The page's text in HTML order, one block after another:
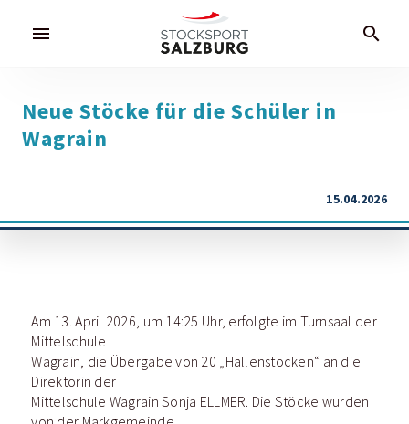
menu search
Neue Stöcke für die Schüler in
Wagrain
15.04.2026
Am 13. April 2026, um 14:25 Uhr, erfolgte im Turnsaal der
Mittelschule
Wagrain, die Übergabe von 20 „Hallenstöcken“ an die
Direktorin der
Mittelschule Wagrain Sonja ELLMER. Die Stöcke wurden